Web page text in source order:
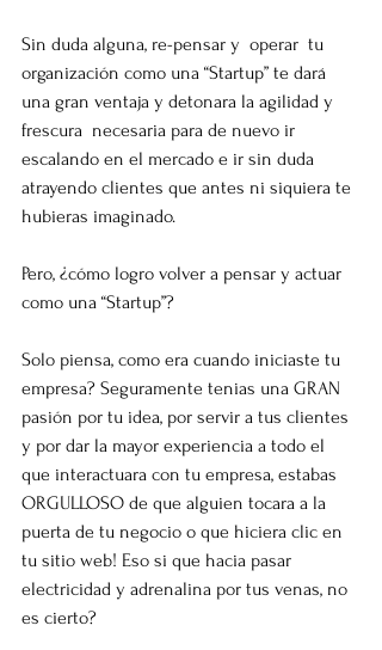
Sin duda alguna, re-pensar y  operar  tu
organización como una “Startup” te dará
una gran ventaja y detonara la agilidad y
frescura  necesaria para de nuevo ir
escalando en el mercado e ir sin duda
atrayendo clientes que antes ni siquiera te
hubieras imaginado.
Pero, ¿cómo logro volver a pensar y actuar
como una “Startup”?
Solo piensa, como era cuando iniciaste tu
empresa? Seguramente tenias una GRAN
pasión por tu idea, por servir a tus clientes
y por dar la mayor experiencia a todo el
que interactuara con tu empresa, estabas
ORGULLOSO de que alguien tocara a la
puerta de tu negocio o que hiciera clic en
tu sitio web! Eso si que hacia pasar
electricidad y adrenalina por tus venas, no
es cierto?